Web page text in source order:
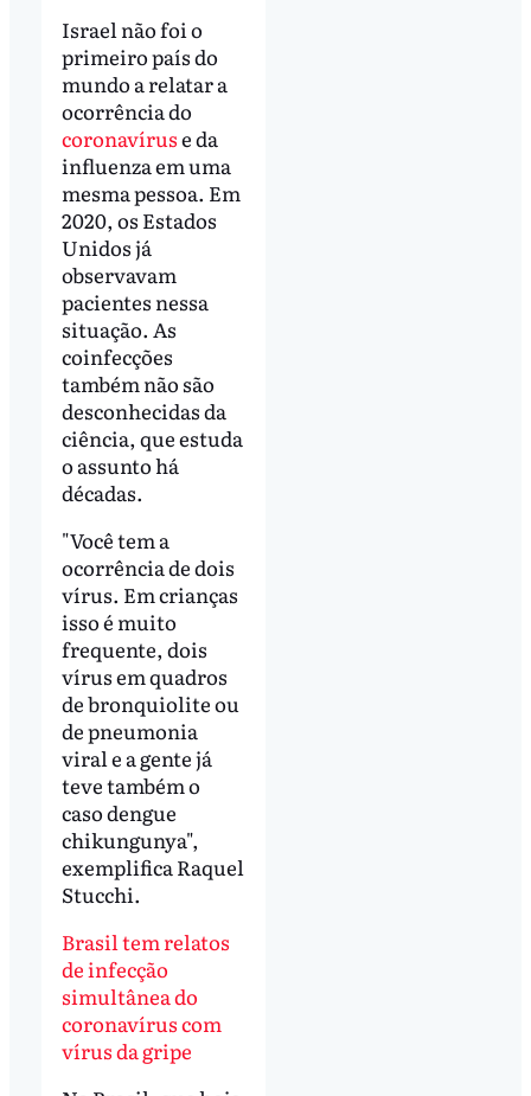
Israel não foi o
primeiro país do
mundo a relatar a
ocorrência do
coronavíruse da
influenza em uma
mesma pessoa. Em
2020, os Estados
Unidos já
observavam
pacientes nessa
situação. As
coinfecções
também não são
desconhecidas da
ciência, que estuda
o assunto há
décadas.
"Você tem a
ocorrência de dois
vírus. Em crianças
isso é muito
frequente, dois
vírus em quadros
de bronquiolite ou
de pneumonia
viral e a gente já
teve também o
caso dengue
chikungunya",
exemplifica Raquel
Stucchi.
Brasil tem relatos
de infecção
simultânea do
coronavírus com
vírus da gripe